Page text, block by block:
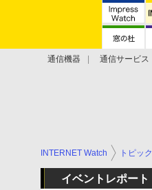
通信機器 通信サービス
INTERNET Watch トピック
イベントレポート